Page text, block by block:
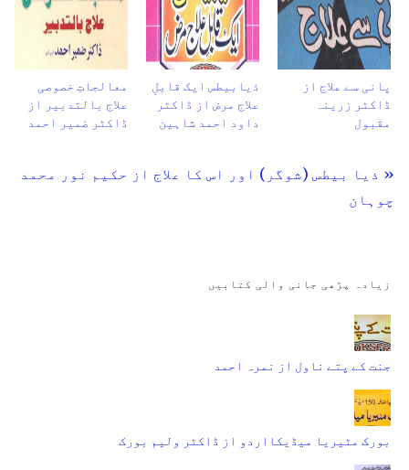
معالجاتِ خصوصی
علاج بالتدبیر از
ڈاکٹر ضمیر احمد
ذیابیطس ایک قابلِ
علاج مرض از ڈاکٹر
داود احمد شاہین
پانی سے علاج از
ڈاکٹر زرینہ
مقبول
« ذیا بیطس (شوگر) اور اس کا علاج از حکیم نور محمد
چوہان
زیادہ پڑھی جانی والی کتابیں
جنت کے پتے ناول از نمرہ احمد
بورک مٹیریا میڈیکااردو از ڈاکٹر ولیم بورک